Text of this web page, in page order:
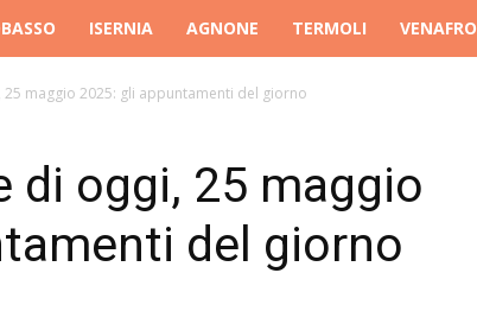
ISERNIA AGNONE TERMOLI VENAFRO
25 maggio 2025: gli appuntamenti del giorno
di oggi, 25 maggio
del giorno